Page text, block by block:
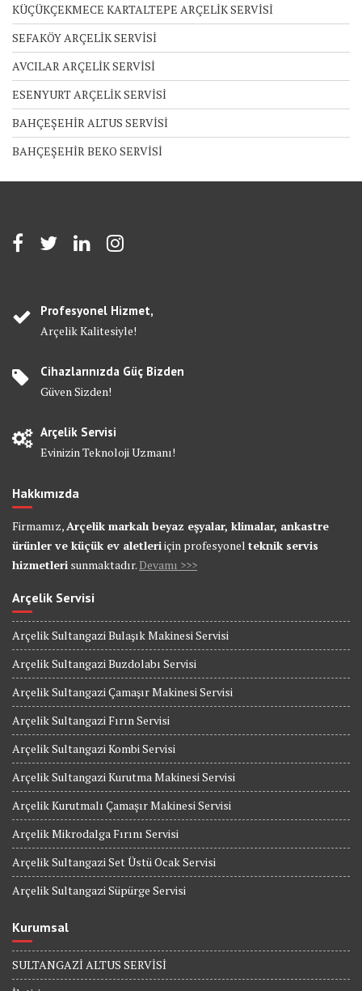
KÜÇÜKÇEKMECE KARTALTEPE ARÇELİK SERVİSİ
SEFAKÖY ARÇELİK SERVİSİ
AVCILAR ARÇELİK SERVİSİ
ESENYURT ARÇELİK SERVİSİ
BAHÇEŞEHİR ALTUS SERVİSİ
BAHÇEŞEHİR BEKO SERVİSİ
Profesyonel Hizmet,
Arçelik Kalitesiyle!
Cihazlarınızda Güç Bizden
Güven Sizden!
Arçelik Servisi
Evinizin Teknoloji Uzmanı!
Hakkımızda
Firmamız,Arçelik markalı beyaz eşyalar, klimalar, ankastre
ürünler ve küçük ev aletleriiçin profesyonel teknik servis
hizmetleri sunmaktadır.Devamı >>>
Arçelik Servisi
Arçelik Sultangazi Bulaşık Makinesi Servisi
Arçelik Sultangazi Buzdolabı Servisi
Arçelik Sultangazi Çamaşır Makinesi Servisi
Arçelik Sultangazi Fırın Servisi
Arçelik Sultangazi Kombi Servisi
Arçelik Sultangazi Kurutma Makinesi Servisi
Arçelik Kurutmalı Çamaşır Makinesi Servisi
Arçelik Mikrodalga Fırını Servisi
Arçelik Sultangazi Set Üstü Ocak Servisi
Arçelik Sultangazi Süpürge Servisi
Kurumsal
SULTANGAZİ ALTUS SERVİSİ